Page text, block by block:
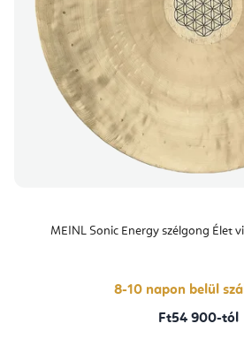
MEINL Sonic Energy szélgong Élet
8-10 napon belül
Ft54 900-tól